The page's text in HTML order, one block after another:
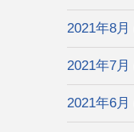
2021年8月
2021年7月
2021年6月